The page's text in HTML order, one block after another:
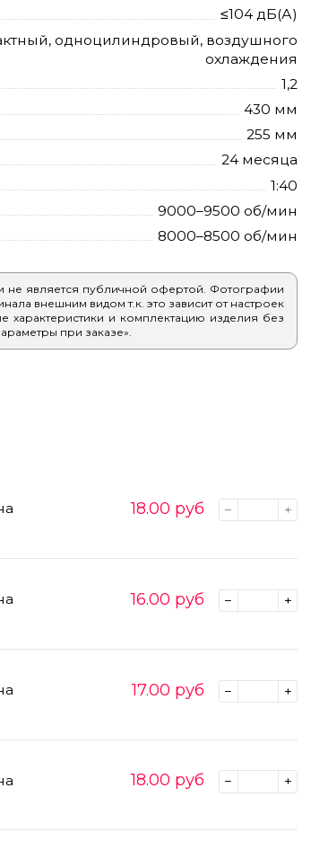
≤104 дБ(А)
одноцилиндровый, воздушного
охлаждения
1,2
430 мм
255 мм
24 месяца
1:40
9000–9500 об/мин
8000–8500 об/мин
не является публичной офертой. Фотографии
внешним видом т.к. это зависит от настроек
характеристики и комплектацию изделия без
при заказе».
18.00 руб
16.00 руб
17.00 руб
18.00 руб